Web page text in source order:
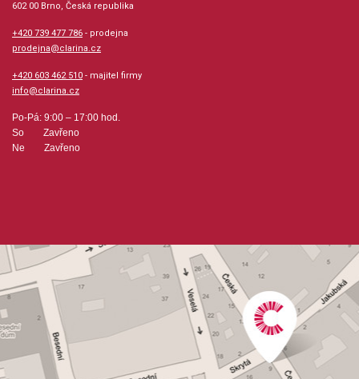
602 00 Brno, Česká republika
+420 739 477 786 - prodejna
prodejna@clarina.cz
+420 603 462 510 - majitel firmy
info@clarina.cz
Po-Pá: 9:00 – 17:00 hod.
So Zavřeno
Ne Zavřeno